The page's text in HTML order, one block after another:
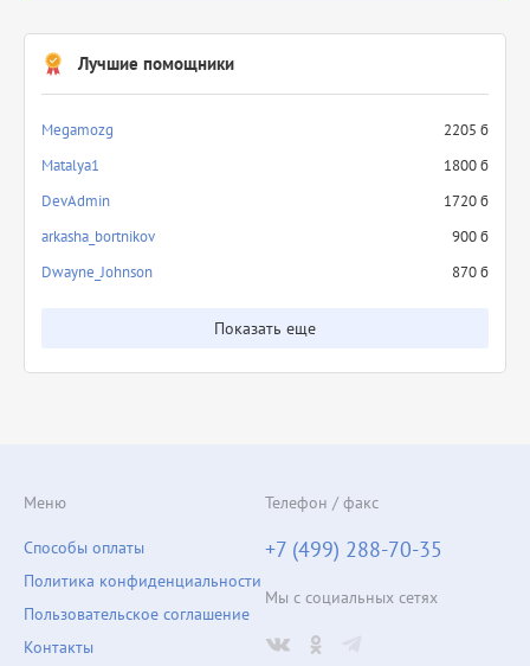
Лучшие помощники
Megamozg
2205 б
Matalya1
1800 б
DevAdmin
1720 б
arkasha_bortnikov
900 б
Dwayne_Johnson
870 б
Показать еще
Меню
Способы оплаты
Политика конфиденциальности
Пользовательское соглашение
Контакты
Телефон / факс
+7 (499) 288-70-35
Мы с социальных сетях